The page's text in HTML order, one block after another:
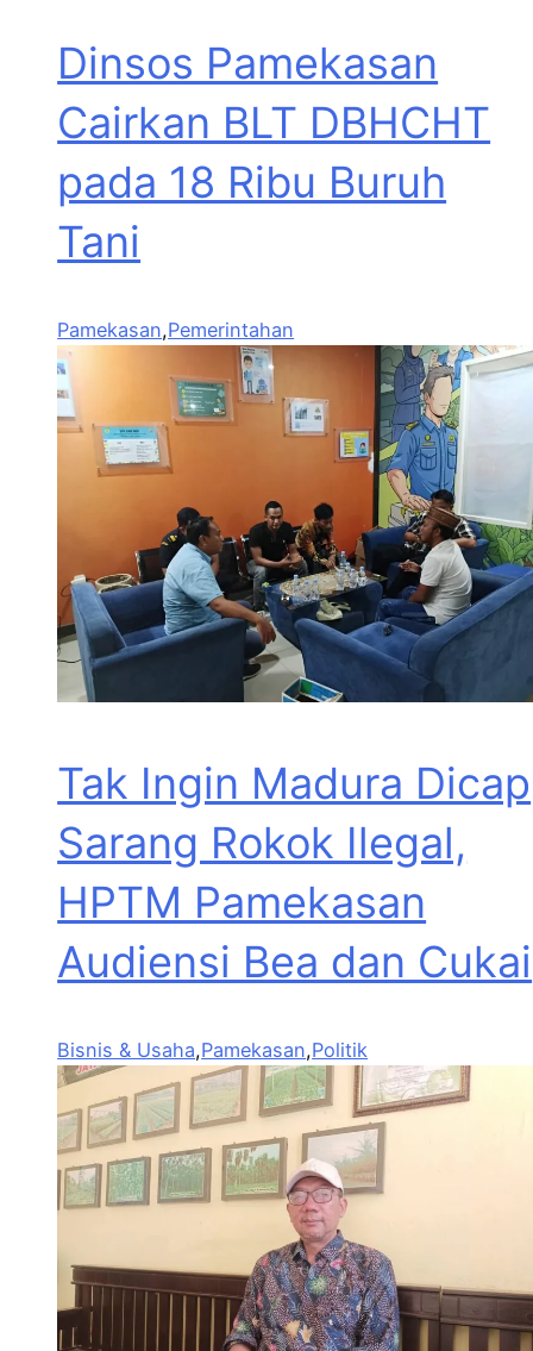
Dinsos Pamekasan
Cairkan BLT DBHCHT
pada 18 Ribu Buruh
Tani
Pamekasan,Pemerintahan
Tak Ingin Madura Dicap
Sarang Rokok Ilegal,
HPTM Pamekasan
Audiensi Bea dan Cukai
Bisnis & Usaha,Pamekasan,Politik